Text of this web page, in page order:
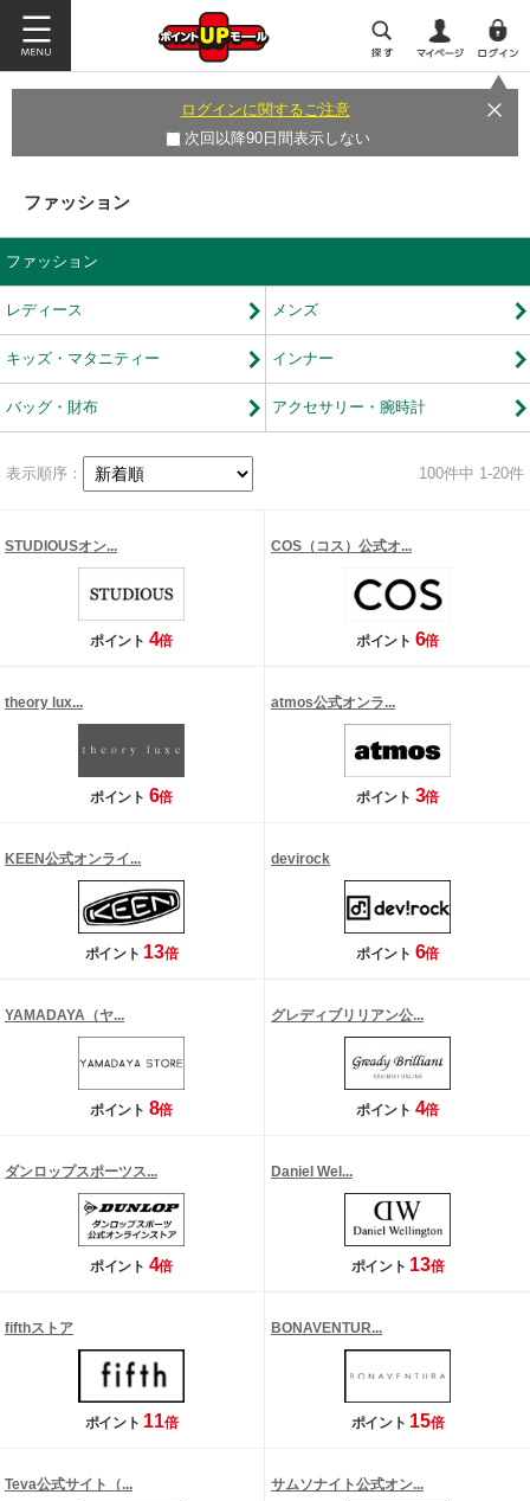
ログインに関するご注意
次回以降90日間表示しない
ファッション
ファッション
レディース メンズ
キッズ・マタニティー インナー
バッグ・財布 アクセサリー・腕時計
表示順序： 100件中 1-20件
STUDIOUSオン...
ポイント 4倍
COS（コス）公式オ...
ポイント 6倍
theory lux...
ポイント 6倍
atmos公式オンラ...
ポイント 3倍
KEEN公式オンライ...
ポイント 13倍
devirock
ポイント 6倍
YAMADAYA（ヤ...
ポイント 8倍
グレディブリリアン公...
ポイント 4倍
ダンロップスポーツス...
ポイント 4倍
Daniel Wel...
ポイント 13倍
fifthストア
ポイント 11倍
BONAVENTUR...
ポイント 15倍
Teva公式サイト（... サムソナイト公式オン...